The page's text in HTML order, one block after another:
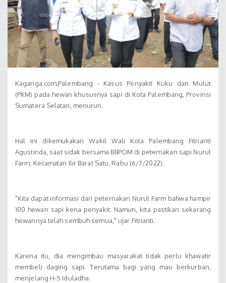
Kaganga.com,Palembang - Kasus Penyakit Kuku dan Mulut
(PKM) pada hewan khususnya sapi di Kota Palembang, Provinsi
Sumatera Selatan, menurun.
Hal ini dikemukakan Wakil Wali Kota Palembang Fitrianti
Agustinda, saat sidak bersama BBPOM di peternakan sapi Nurul
Farm, Kecamatan Ilir Barat Satu, Rabu (6/7/2022).
"Kita dapat informasi dari peternakan Nurul Farm bahwa hampir
100 hewan sapi kena penyakit. Namun, kita pastikan sekarang
hewannya telah sembuh semua," ujar Fitrianti.
Karena itu, dia mengimbau masyarakat tidak perlu khawatir
membeli daging sapi. Terutama bagi yang mau berkurban,
menjelang H-5 Iduladha.